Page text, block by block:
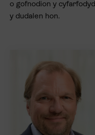
o gofnodion y
y dudalen hon.